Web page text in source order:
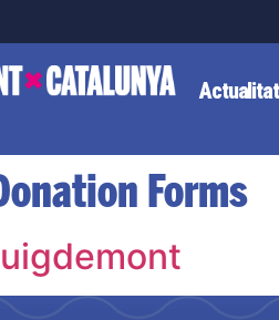
Actualitat
Forms